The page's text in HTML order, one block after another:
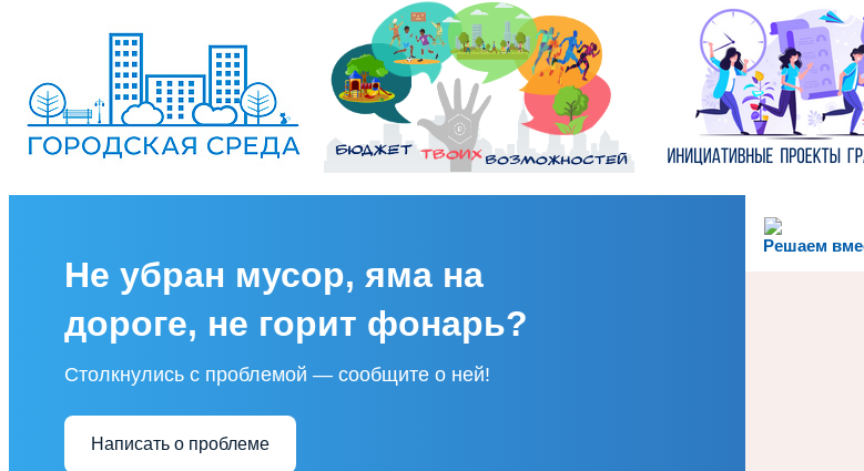
Решаем
Не убран мусор, яма на
дороге, не горит фонарь?
Столкнулись с проблемой — сообщите о ней!
Написать о проблеме